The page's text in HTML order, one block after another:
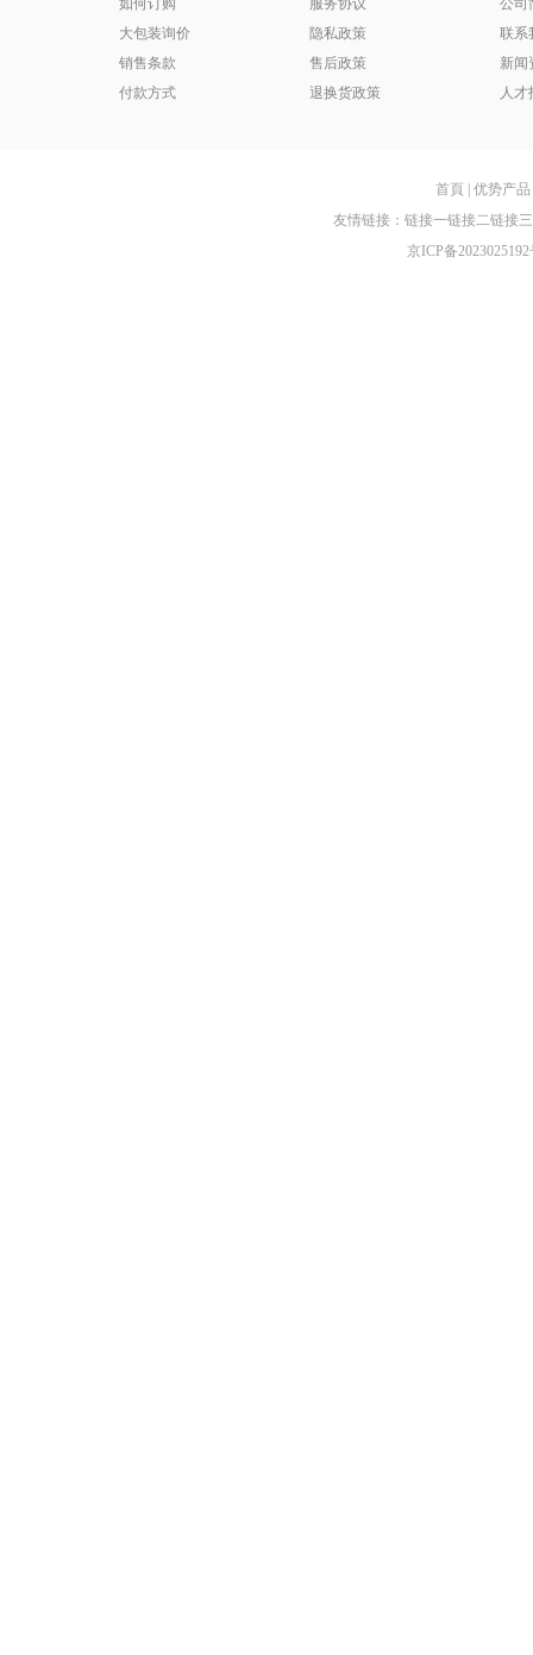
如何订购
大包装询价
销售条款
付款方式
服务协议
隐私政策
售后政策
退换货政策
公司
联系
新闻
人才
首頁 优势产品
友情链接： 链接一链接二链接三
京ICP备